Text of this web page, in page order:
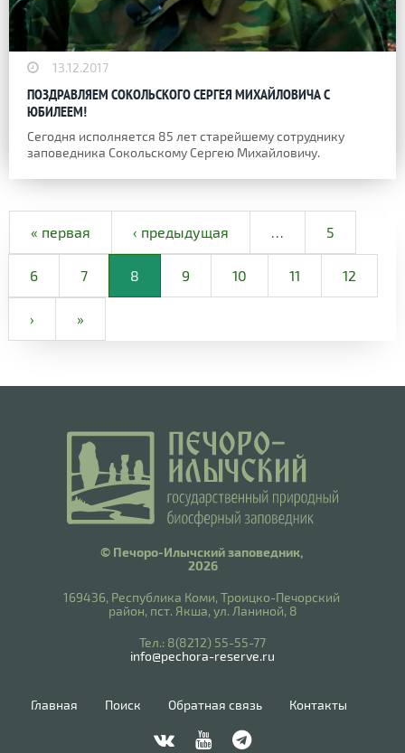
13.12.2017
ПОЗДРАВЛЯЕМ СОКОЛЬСКОГО СЕРГЕЯ МИХАЙЛОВИЧА С
ЮБИЛЕЕМ!
Сегодня исполняется 85 лет старейшему сотруднику
заповедника Сокольскому Сергею Михайловичу.
« первая ‹ предыдущая … 5
6 7 8 9 10 11 12
› »
© Печоро-Илычский заповедник,
2026
169436, Республика Коми, Троицко-Печорский
район, пст. Якша, ул. Ланиной, 8
​Тел.: 8(8212) 55-55-77
info@pechora-reserve.ru
Главная Поиск Обратная связь Контакты